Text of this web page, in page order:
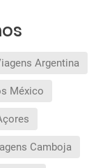
Argentina
México
Camboja